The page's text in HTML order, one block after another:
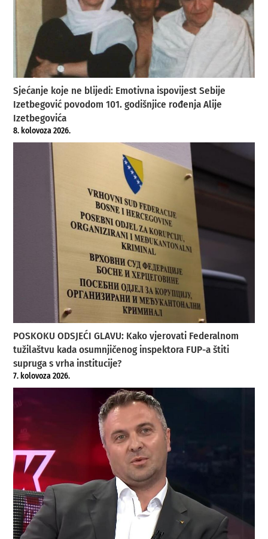
Sjećanje koje ne blijedi: Emotivna ispovijest Sebije
Izetbegović povodom 101. godišnjice rođenja Alije
Izetbegovića
8. kolovoza 2026.
POSKOKU ODSJEĆI GLAVU: Kako vjerovati Federalnom
tužilaštvu kada osumnjičenog inspektora FUP-a štiti
supruga s vrha institucije?
7. kolovoza 2026.